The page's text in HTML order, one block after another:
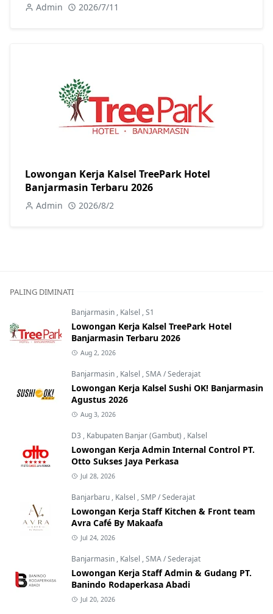
Admin 2026/7/11
Lowongan Kerja Kalsel TreePark Hotel
Banjarmasin Terbaru 2026
Admin 2026/8/2
PALING DIMINATI
Banjarmasin , Kalsel ,S1
Lowongan Kerja Kalsel TreePark Hotel
Banjarmasin Terbaru 2026
Aug 2, 2026
Banjarmasin , Kalsel ,SMA / Sederajat
Lowongan Kerja Kalsel Sushi OK! Banjarmasin
Agustus 2026
Aug 3, 2026
D3 , Kabupaten Banjar (Gambut) , Kalsel
Lowongan Kerja Admin Internal Control PT.
Otto Sukses Jaya Perkasa
Jul 28, 2026
Banjarbaru , Kalsel ,SMP / Sederajat
Lowongan Kerja Staff Kitchen & Front team
Avra Café By Makaafa
Jul 24, 2026
Banjarmasin , Kalsel ,SMA / Sederajat
Lowongan Kerja Staff Admin & Gudang PT.
Banindo Rodaperkasa Abadi
Jul 20, 2026